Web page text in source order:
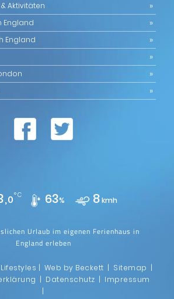
Aktivitäten
England
England
0°C 63% 8kmh
Urlaub im eigenen Ferienhaus in
England erleben
Lifestyles | Web by Beckett | Sitemap |
| Datenschutz | Impressum
|